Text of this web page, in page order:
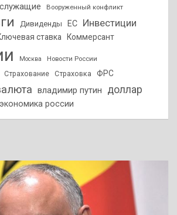
Вооруженный конфликт
Дивиденды ЕС Инвестиции
ставка Коммерсант
Москва Новости России
Страхование Страховка ФРС
владимир путин доллар
экономика россии